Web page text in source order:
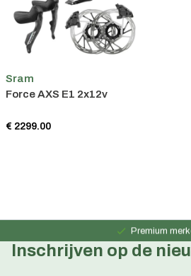
Sram
Force AXS E1 2x12v
€ 2299.00
Premium
Persoonlijk
Inschrijven op de